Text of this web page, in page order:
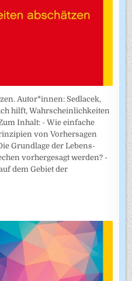
Autor*innen: Sedlacek,
hilft, Wahrscheinlichkeiten
Inhalt: - Wie einfache
von Vorhersagen
Grundlage der Lebens­
vorhergesagt werden? -
dem Gebiet der